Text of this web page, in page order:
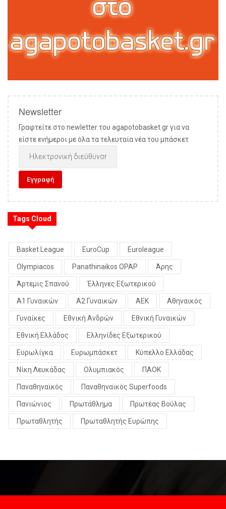
Newsletter
Γραφτείτε στο newletter του agapotobasket.gr για να
είστε ενήμεροι με όλα τα τελευταία νέα του μπάσκετ
Tags Cloud
Basket League EuroCup Euroleague
Olympiacos Panathinaikos OPAP Άρης
Άρτεμις Σπανού Έλληνες Εξωτερικού
Α1 Γυναικών Α2 Γυναικών ΑΕΚ Αθηναικός
Γυναίκες Εθνική Ανδρών Εθνική Γυναικών
Εθνική Ελλάδος Ελληνίδες Εξωτερικού
Ευρωλίγκα Ευρωμπάσκετ Κύπελλο Ελλάδας
Νίκη Λευκάδας Ολυμπιακός ΠΑΟΚ
Παναθηναϊκός Παναθηναϊκός Superfoods
Πανιώνιος Πρωτάθλημα Πρωτέας Βούλας
Πρωταθλητής Πρωταθλητής Ευρώπης